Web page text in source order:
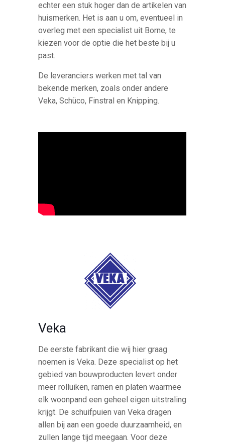
echter een stuk hoger dan de artikelen van
huismerken. Het is aan u om, eventueel in
overleg met een specialist uit Borne, te
kiezen voor de optie die het beste bij u
past.
De leveranciers werken met tal van
bekende merken, zoals onder andere
Veka, Schüco, Finstral en Knipping.
Veka
De eerste fabrikant die wij hier graag
noemen is Veka. Deze specialist op het
gebied van bouwproducten levert onder
meer rolluiken, ramen en platen waarmee
elk woonpand een geheel eigen uitstraling
krijgt. De schuifpuien van Veka dragen
allen bij aan een goede duurzaamheid, en
zullen lange tijd meegaan. Voor deze